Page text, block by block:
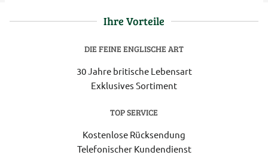
Ihre Vorteile
DIE FEINE ENGLISCHE ART
30 Jahre britische Lebensart
Exklusives Sortiment
TOP SERVICE
Kostenlose Rücksendung
Telefonischer Kundendienst